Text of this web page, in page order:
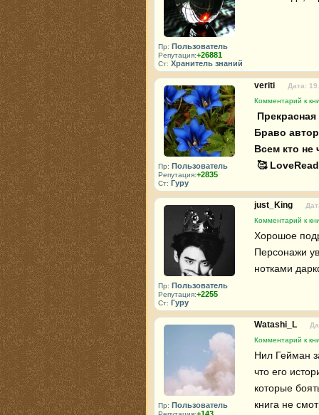
Пр: Пользователь
Репутация:+26881
Ст: Хранитель знаний
Пр: Пользователь
Репутация:+2835
Ст: Гуру
veriti
Дата:
Комментарий к
Браво
Всем кто
🥰
Пр: Пользователь
Репутация:+2255
Ст: Гуру
just_King
Комментарий к
Хорошое
Персонажи
нотками
Пр: Пользователь
Watashi_L
Комментарий к
Нил Гейман
что его
которые
книга не